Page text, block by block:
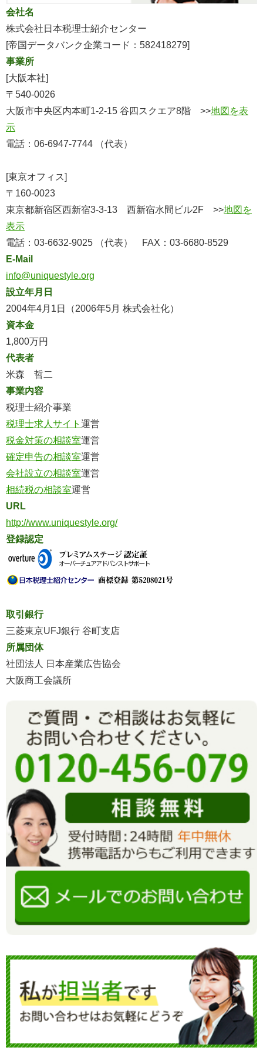
会社名
株式会社日本税理士紹介センター
[帝国データバンク企業コード：582418279]
事業所
[大阪本社]
〒540-0026
大阪市中央区内本町1-2-15 谷四スクエア8階 >>地図を表
示
電話：06-6947-7744 （代表）
[東京オフィス]
〒160-0023
東京都新宿区西新宿3-3-13 西新宿水間ビル2F >>地図を
表示
電話：03-6632-9025 （代表） FAX：03-6680-8529
E-Mail
info@uniquestyle.org
設立年月日
2004年4月1日（2006年5月 株式会社化）
資本金
1,800万円
代表者
米森 哲二
事業内容
税理士紹介事業
税理士求人サイト 運営
税金対策の相談室運営
確定申告の相談室運営
会社設立の相談室運営
相続税の相談室運営
URL
http://www.uniquestyle.org/
登録認定
取引銀行
三菱東京UFJ銀行 谷町支店
所属団体
社団法人 日本産業広告協会
大阪商工会議所